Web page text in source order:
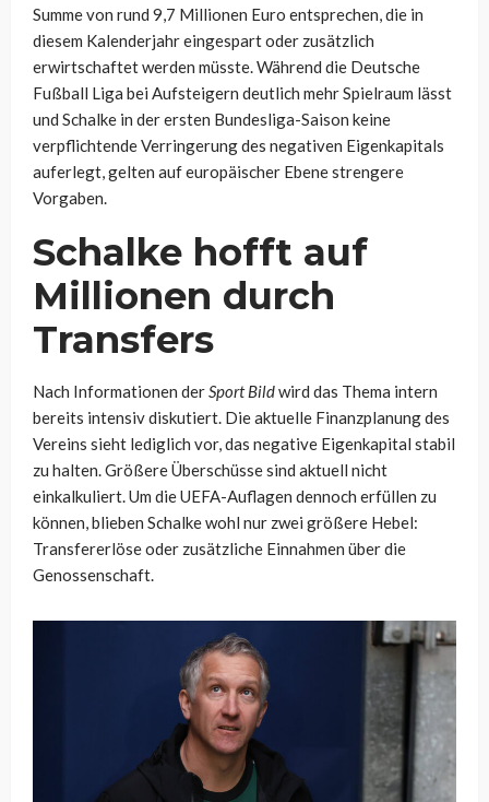
Summe von rund 9,7 Millionen Euro entsprechen, die in
diesem Kalenderjahr eingespart oder zusätzlich
erwirtschaftet werden müsste. Während die Deutsche
Fußball Liga bei Aufsteigern deutlich mehr Spielraum lässt
und Schalke in der ersten Bundesliga-Saison keine
verpflichtende Verringerung des negativen Eigenkapitals
auferlegt, gelten auf europäischer Ebene strengere
Vorgaben.
Schalke hofft auf
Millionen durch
Transfers
Nach Informationen derSport Bildwird das Thema intern
bereits intensiv diskutiert. Die aktuelle Finanzplanung des
Vereins sieht lediglich vor, das negative Eigenkapital stabil
zu halten. Größere Überschüsse sind aktuell nicht
einkalkuliert. Um die UEFA-Auflagen dennoch erfüllen zu
können, blieben Schalke wohl nur zwei größere Hebel:
Transfererlöse oder zusätzliche Einnahmen über die
Genossenschaft.